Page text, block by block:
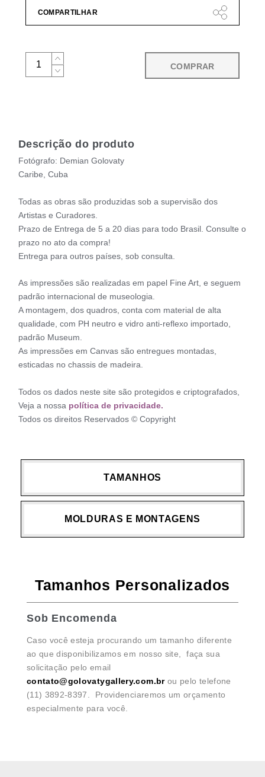
COMPARTILHAR
COMPRAR
Descrição do produto
Fotógrafo: Demian Golovaty
Caribe, Cuba
Todas as obras são produzidas sob a supervisão dos
Artistas e Curadores.
Prazo de Entrega de 5 a 20 dias para todo Brasil. Consulte o
prazo no ato da compra!
Entrega para outros países, sob consulta.
As impressões são realizadas em papel Fine Art, e seguem
padrão internacional de museologia.
A montagem, dos quadros, conta com material de alta
qualidade, com PH neutro e vidro anti-reflexo importado,
padrão Museum.
As impressões em Canvas são entregues montadas,
esticadas no chassis de madeira.
Todos os dados neste site são protegidos e criptografados,
Veja a nossa política de privacidade.
Todos os direitos Reservados © Copyright
TAMANHOS
MOLDURAS E MONTAGENS
Tamanhos Personalizados
Sob Encomenda
Caso você esteja procurando um tamanho diferente
ao que disponibilizamos em nosso site, faça sua
solicitação pelo email
contato@golovatygallery.com.brou pelo telefone
(11) 3892-8397. Providenciaremos um orçamento
especialmente para você.